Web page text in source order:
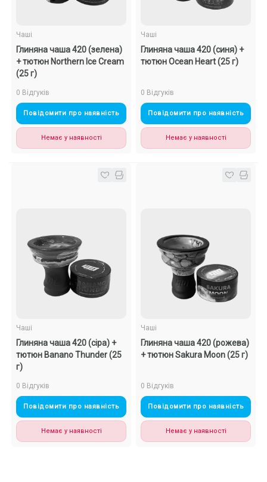
Чаші
Глиняна чаша 420 (зелена)
+ тютюн Northern Ice Cream
(25 г)
0 Відгуків
Повідомити про наявність
Немає у наявності
Чаші
Глиняна чаша 420 (синя) +
тютюн Ocean Heart (25 г)
0 Відгуків
Повідомити про наявність
Немає у наявності
Чаші
Глиняна чаша 420 (сіра) +
тютюн Banano Thunder (25
г)
0 Відгуків
Повідомити про наявність
Немає у наявності
Чаші
Глиняна чаша 420 (рожева)
+ тютюн Sakura Moon (25 г)
0 Відгуків
Повідомити про наявність
Немає у наявності